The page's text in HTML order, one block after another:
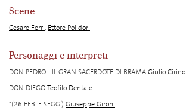
Scene
Cesare Ferri, Ettore Polidori
Personaggi e interpreti
DON PEDRO - IL GRAN SACERDOTE DI BRAMAGiulio Cirino
DON DIEGOTeofilo Dentale
*(26 FEB. E SEGG.) Giuseppe Gironi